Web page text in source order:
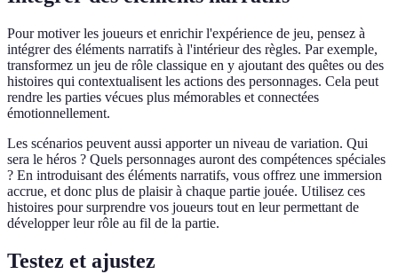
Pour motiver les joueurs et enrichir l'expérience de jeu, pensez à
intégrer des éléments narratifs à l'intérieur des règles. Par exemple,
transformez un jeu de rôle classique en y ajoutant des quêtes ou des
histoires qui contextualisent les actions des personnages. Cela peut
rendre les parties vécues plus mémorables et connectées
émotionnellement.
Les scénarios peuvent aussi apporter un niveau de variation. Qui
sera le héros ? Quels personnages auront des compétences spéciales
? En introduisant des éléments narratifs, vous offrez une immersion
accrue, et donc plus de plaisir à chaque partie jouée. Utilisez ces
histoires pour surprendre vos joueurs tout en leur permettant de
développer leur rôle au fil de la partie.
Testez et ajustez